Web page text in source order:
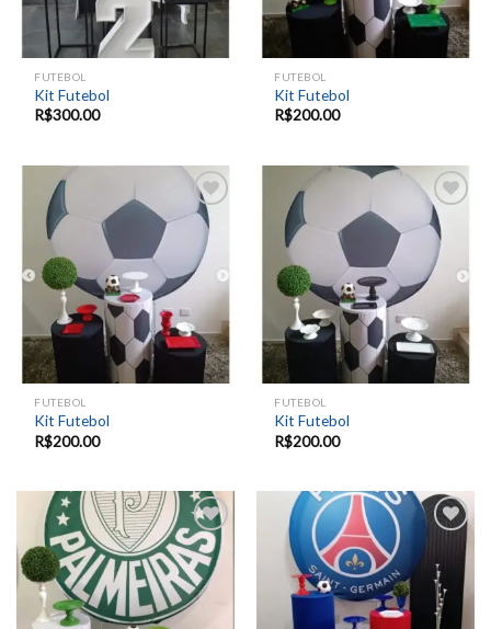
FUTEBOL
Kit Futebol
R$300.00
FUTEBOL
Kit Futebol
R$200.00
Add to
wishlist
FUTEBOL
Kit Futebol
R$200.00
Add to
wishlist
FUTEBOL
Kit Futebol
R$200.00
Add to
wishlist
wishlist